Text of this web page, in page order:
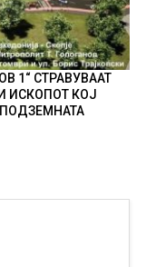
1“ СТРАВУВААТ
ИСКОПОТ КОЈ
ПОДЗЕМНАТА